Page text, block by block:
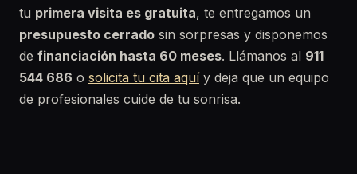
tu primera visita es gratuita, te entregamos un
presupuesto cerrado sin sorpresas y disponemos
de financiación hasta 60 meses. Llámanos al 911
544 686 o solicita tu cita aquíy deja que un equipo
de profesionales cuide de tu sonrisa.